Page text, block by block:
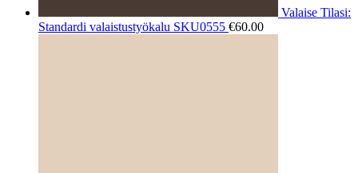
Valaise Tilasi:
Standardi valaistustyökalu SKU0555 €60.00